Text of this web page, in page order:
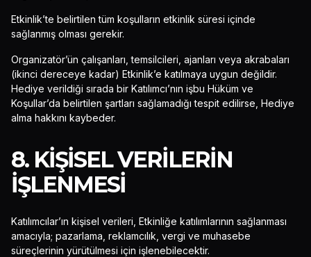
Etkinlik’te belirtilen tüm koşulların etkinlik süresi içinde
sağlanmış olması gerekir.
Organizatör’ün çalışanları, temsilcileri, ajanları veya akrabaları
(ikinci dereceye kadar) Etkinlik’e katılmaya uygun değildir.
Hediye verildiği sırada bir Katılımcı’nın işbu Hüküm ve
Koşullar’da belirtilen şartları sağlamadığı tespit edilirse, Hediye
alma hakkını kaybeder.
8. KIŞISEL VERILERIN
İŞLENMESI
Katılımcılar’ın kişisel verileri, Etkinliğe katılımlarının sağlanması
amacıyla; pazarlama, reklamcılık, vergi ve muhasebe
süreçlerinin yürütülmesi için işlenebilecektir.